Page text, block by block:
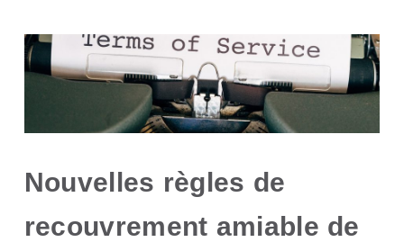
Nouvelles règles de
recouvrement amiable de